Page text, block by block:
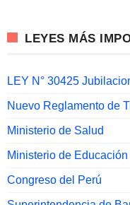
LEYES MÁS
LEY N° 30425
Nuevo Reglamento de
Ministerio de Salud
Ministerio de Educación
Congreso del Perú